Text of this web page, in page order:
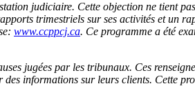
judiciaire. Cette objection ne tient
trimestriels sur ses activités et un
www.ccppcj.ca. Ce programme a été
jugées par les tribunaux. Ces
informations sur leurs clients. Cette